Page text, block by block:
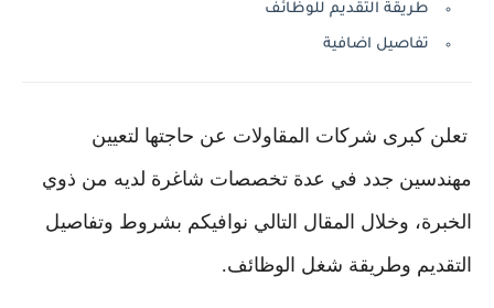
طريقة التقديم للوظائف
تفاصيل اضافية
تعلن كبرى شركات المقاولات عن حاجتها لتعيين
مهندسين جدد في عدة تخصصات شاغرة لديه من ذوي
الخبرة، وخلال المقال التالي نوافيكم بشروط وتفاصيل
التقديم وطريقة شغل الوظائف.